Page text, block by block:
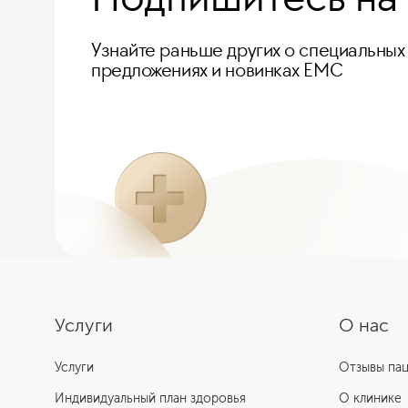
Узнайте раньше других о специальных
предложениях и новинках ЕМС
О нас
Отзывы
О клинике
Услуги
Услуги
Индивидуальный план здоровья